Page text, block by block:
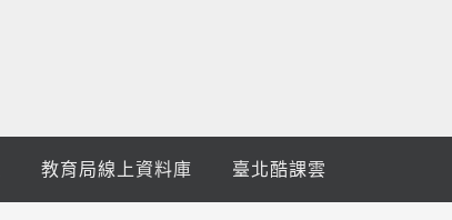
教育局線上資料庫 臺北酷課雲